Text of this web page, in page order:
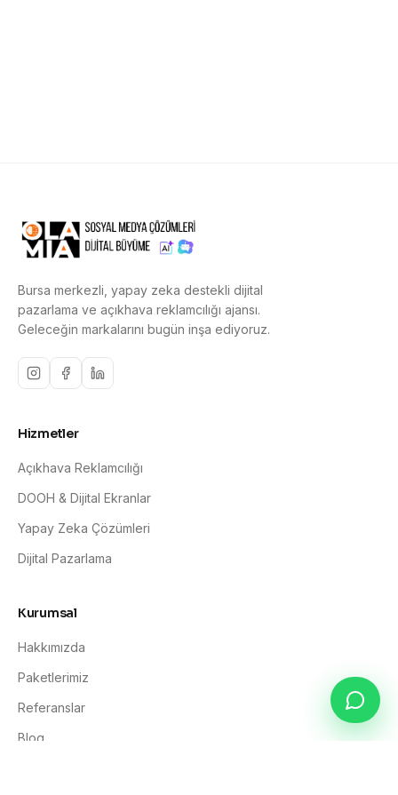
Bursa merkezli, yapay zeka destekli dijital
pazarlama ve açıkhava reklamcılığı ajansı.
Geleceğin markalarını bugün inşa ediyoruz.
Hizmetler
Açıkhava Reklamcılığı
DOOH & Dijital Ekranlar
Yapay Zeka Çözümleri
Dijital Pazarlama
Kurumsal
Hakkımızda
Paketlerimiz
Referanslar
Blog